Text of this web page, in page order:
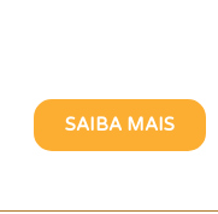
SAIBA MAIS